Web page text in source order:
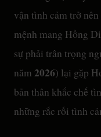
vận tình cảm trở
mệnh mang Hồng
sự phải trân trọng
năm 2026) lại gặp
bản thân khắc chế
những rắc rối tình